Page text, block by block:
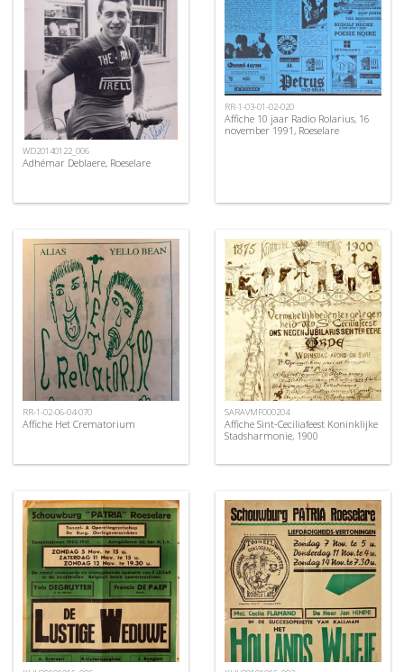
WD20140122_006
Adhémar Deblaere, Roeselare
RR-1-03-01-02-020
Affiche 10 jaar Radio Rolarius, 16
november 1991, Roeselare
RR-1-02-06-04-070
Affiche Het Crematorium
SARAVMF000204
Affiche Sint-Ceciliafeest Koninklijke
Stadsharmonie, 1900